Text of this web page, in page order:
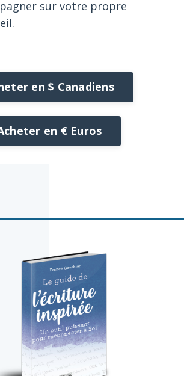
sur votre propre
en $ Canadiens
en € Euros